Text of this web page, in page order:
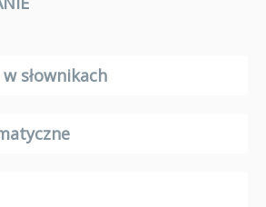
słownikach